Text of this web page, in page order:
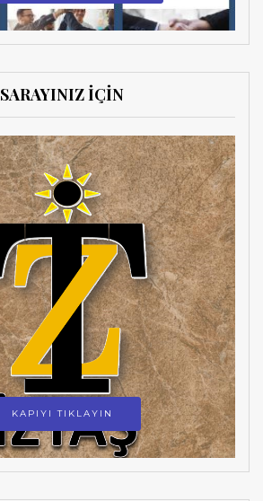
SARAYINIZ İÇİN
KAPIYI TIKLAYIN